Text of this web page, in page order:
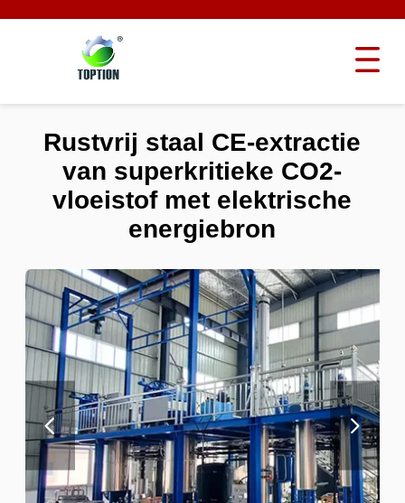
Rustvrij staal CE-extractie
van superkritieke CO2-
vloeistof met elektrische
energiebron